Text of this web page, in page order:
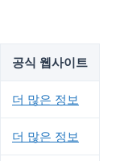
공식 웹사이트
더 많은 정보
더 많은 정보